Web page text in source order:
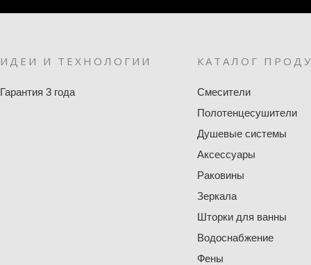
ИДЕИ И ТЕХНОЛОГИИ
Гарантия 3 года
КАТАЛОГ
Смесители
Полотенцесушители
Душевые системы
Аксессуары
Раковины
Зеркала
Шторки для ванны
Водоснабжение
Фены